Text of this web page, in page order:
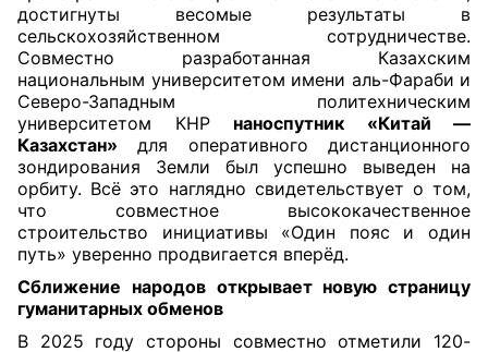
достигнуты весомые результаты в
сельскохозяйственном сотрудничестве.
Совместно разработанная Казахским
национальным университетом имени аль-Фараби и
Северо-Западным политехническим
университетом КНР наноспутник «Китай —
Казахстан» для оперативного дистанционного
зондирования Земли был успешно выведен на
орбиту. Всё это наглядно свидетельствует о том,
что совместное высококачественное
строительство инициативы «Один пояс и один
путь» уверенно продвигается вперёд.
Сближение народов открывает новую страницу
гуманитарных обменов
В 2025 году стороны совместно отметили 120-